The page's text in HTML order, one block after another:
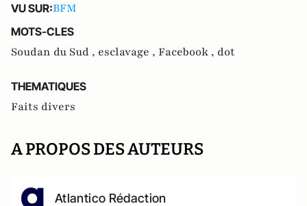
VU SUR:BFM
MOTS-CLES
Soudan du Sud , esclavage , Facebook , dot
THEMATIQUES
Faits divers
A PROPOS DES AUTEURS
Atlantico Rédaction